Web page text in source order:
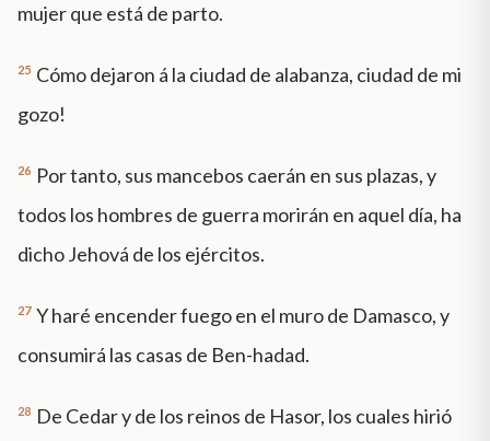
mujer que está de parto.
25 Cómo dejaron á la ciudad de alabanza, ciudad de mi
gozo!
26 Por tanto, sus mancebos caerán en sus plazas, y
todos los hombres de guerra morirán en aquel día, ha
dicho Jehová de los ejércitos.
27 Y haré encender fuego en el muro de Damasco, y
consumirá las casas de Ben-hadad.
28 De Cedar y de los reinos de Hasor, los cuales hirió